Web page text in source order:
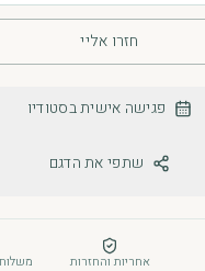
חזרו אליי
פגישה אישית בסטודיו
שתפי את הדגם
אחריות והחזרות